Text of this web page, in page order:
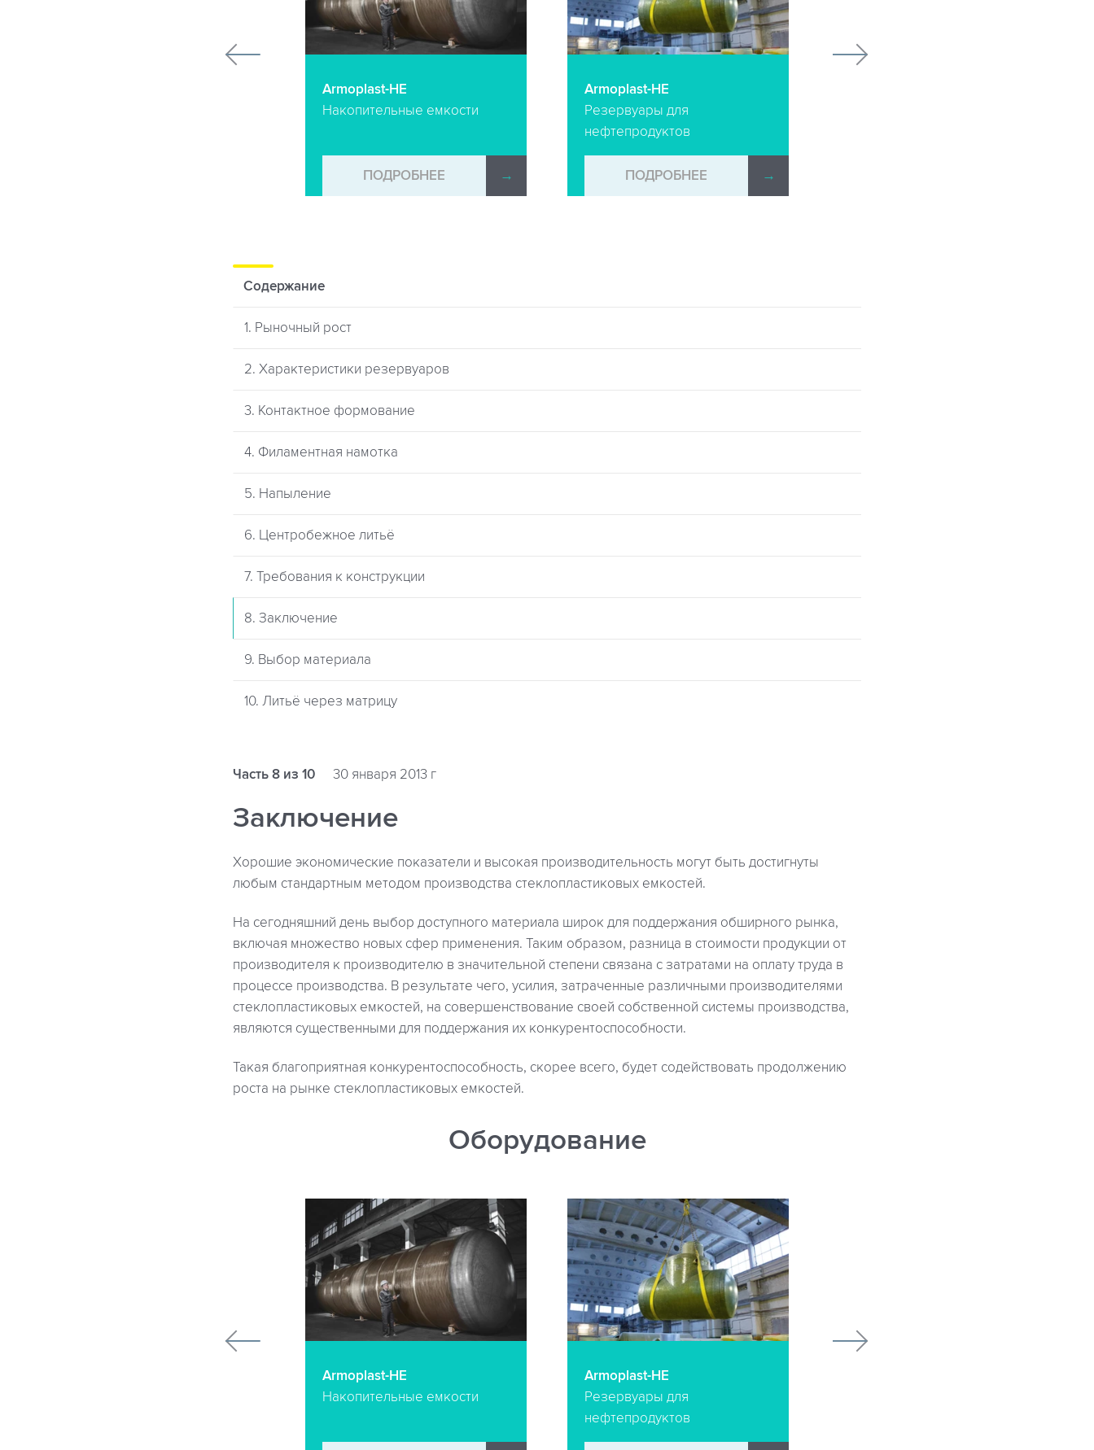
Armoplast-HE
Накопительные емкости
ПОДРОБНЕЕ →
Armoplast-HE
Резервуары для
нефтепродуктов
ПОДРОБНЕЕ →
Содержание
1. Рыночный рост
2. Характеристики резервуаров
3. Контактное формование
4. Филаментная намотка
5. Напыление
6. Центробежное литьё
7. Требования к конструкции
8. Заключение
9. Выбор материала
10. Литьё через матрицу
Часть 8 из 10 30 января 2013 г
Заключение
Хорошие экономические показатели и высокая производительность могут быть достигнуты
любым стандартным методом производства стеклопластиковых емкостей.
На сегодняшний день выбор доступного материала широк для поддержания обширного рынка,
включая множество новых сфер применения. Таким образом, разница в стоимости продукции от
производителя к производителю в значительной степени связана с затратами на оплату труда в
процессе производства. В результате чего, усилия, затраченные различными производителями
стеклопластиковых емкостей, на совершенствование своей собственной системы производства,
являются существенными для поддержания их конкурентоспособности.
Такая благоприятная конкурентоспособность, скорее всего, будет содействовать продолжению
роста на рынке стеклопластиковых емкостей.
Оборудование
Armoplast-HE
Накопительные емкости
Armoplast-HE
Резервуары для
нефтепродуктов